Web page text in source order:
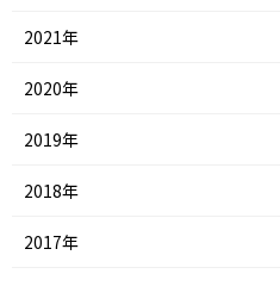
2021年
2020年
2019年
2018年
2017年